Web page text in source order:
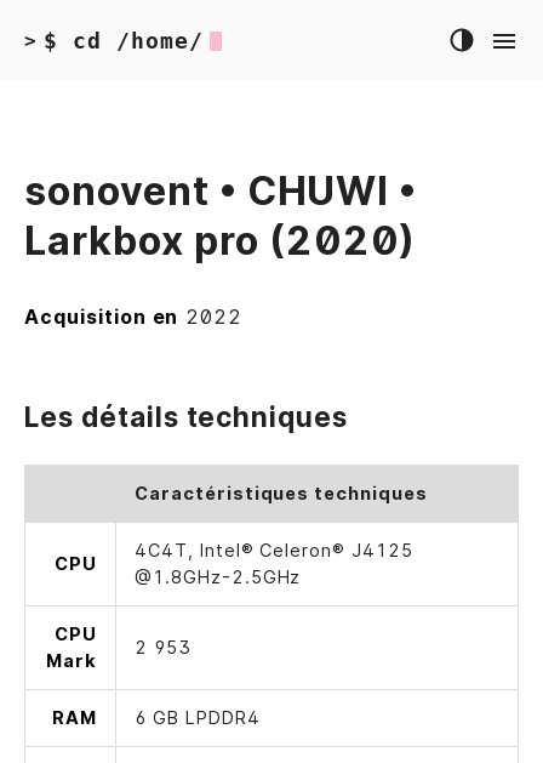
> $ cd /home/
sonovent • CHUWI •
Larkbox pro (2020)
Acquisition en 2022
Les détails techniques
Caractéristiques techniques
CPU
4C4T, Intel® Celeron® J4125
@1.8GHz-2.5GHz
CPU
Mark
2 953
RAM 6 GB LPDDR4